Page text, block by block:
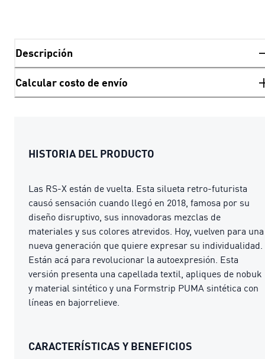
Descripción
Calcular costo de envío
HISTORIA DEL PRODUCTO
Las RS-X están de vuelta. Esta silueta retro-futurista
causó sensación cuando llegó en 2018, famosa por su
diseño disruptivo, sus innovadoras mezclas de
materiales y sus colores atrevidos. Hoy, vuelven para una
nueva generación que quiere expresar su individualidad.
Están acá para revolucionar la autoexpresión. Esta
versión presenta una capellada textil, apliques de nobuk
y material sintético y una Formstrip PUMA sintética con
líneas en bajorrelieve.
CARACTERÍSTICAS Y BENEFICIOS